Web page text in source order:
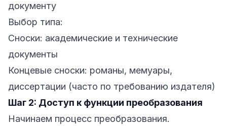
документу
Выбор типа:
Сноски: академические и технические
документы
Концевые сноски: романы, мемуары,
диссертации (часто по требованию издателя)
Шаг 2: Доступ к функции преобразования
Начинаем процесс преобразования.